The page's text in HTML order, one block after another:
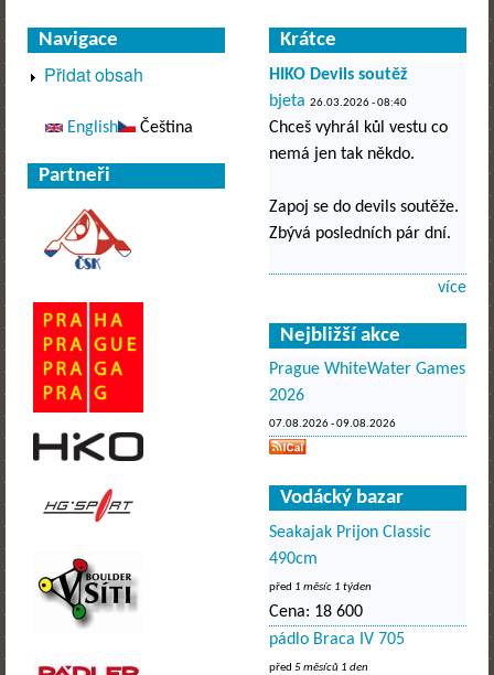
Navigace
Přidat obsah
English Čeština
Partneři
Krátce
HIKO Devils soutěž
bjeta 26.03.2026 - 08:40
Chceš vyhrál kůl vestu co
nemá jen tak někdo.
Zapoj se do devils soutěže.
Zbývá posledních pár dní.
více
Nejbližší akce
Prague WhiteWater Games
2026
07.08.2026-09.08.2026
Vodácký bazar
Seakajak Prijon Classic
490cm
před 1 měsíc 1 týden
Cena: 18 600
pádlo Braca IV 705
před 5 měsíců 1 den